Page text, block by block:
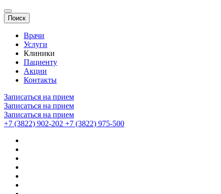
Поиск
Врачи
Услуги
Клиники
Пациенту
Акции
Контакты
Записаться на прием
Записаться на прием
Записаться на прием
+7 (3822) 902-202 +7 (3822) 975-500